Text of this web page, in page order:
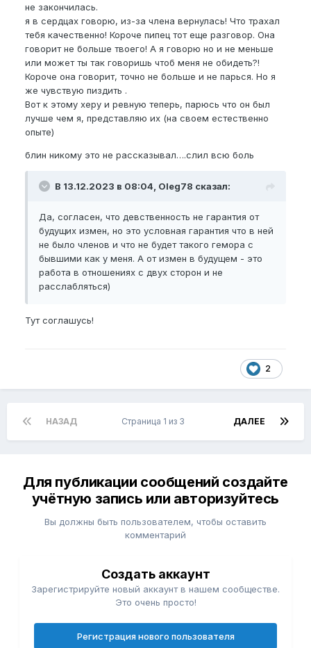
не закончилась.
я в сердцах говорю, из-за члена вернулась! Что трахал
тебя качественно! Короче пипец тот еще разговор. Она
говорит не больше твоего! А я говорю но и не меньше
или может ты так говоришь чтоб меня не обидеть?!
Короче она говорит, точно не больше и не парься. Но я
же чувствую пиздить .
Вот к этому херу и ревную теперь, парюсь что он был
лучше чем я, представляю их (на своем естественно
опыте)
блин никому это не рассказывал….слил всю боль
В 13.12.2023 в 08:04, Oleg78 сказал:
Да, согласен, что девственность не гарантия от
будущих измен, но это условная гарантия что в ней
не было членов и что не будет такого гемора с
бывшими как у меня. А от измен в будущем - это
работа в отношениях с двух сторон и не
расслабляться)
Тут соглашусь!
2
НАЗАД ДАЛЕЕ
Страница 1 из 3
Для публикации сообщений создайте
учётную запись или авторизуйтесь
Вы должны быть пользователем, чтобы оставить
комментарий
Создать аккаунт
Зарегистрируйте новый аккаунт в нашем сообществе.
Это очень просто!
Регистрация нового пользователя